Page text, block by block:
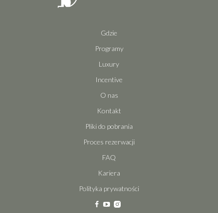
Gdzie
Programy
Luxury
Incentive
O nas
Kontakt
Pliki do pobrania
Proces rezerwacji
FAQ
Kariera
Polityka prywatności